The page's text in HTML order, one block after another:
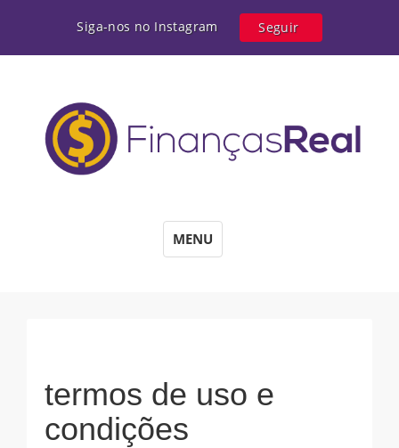
Siga-nos no Instagram Seguir
MENU
termos de uso e
condições